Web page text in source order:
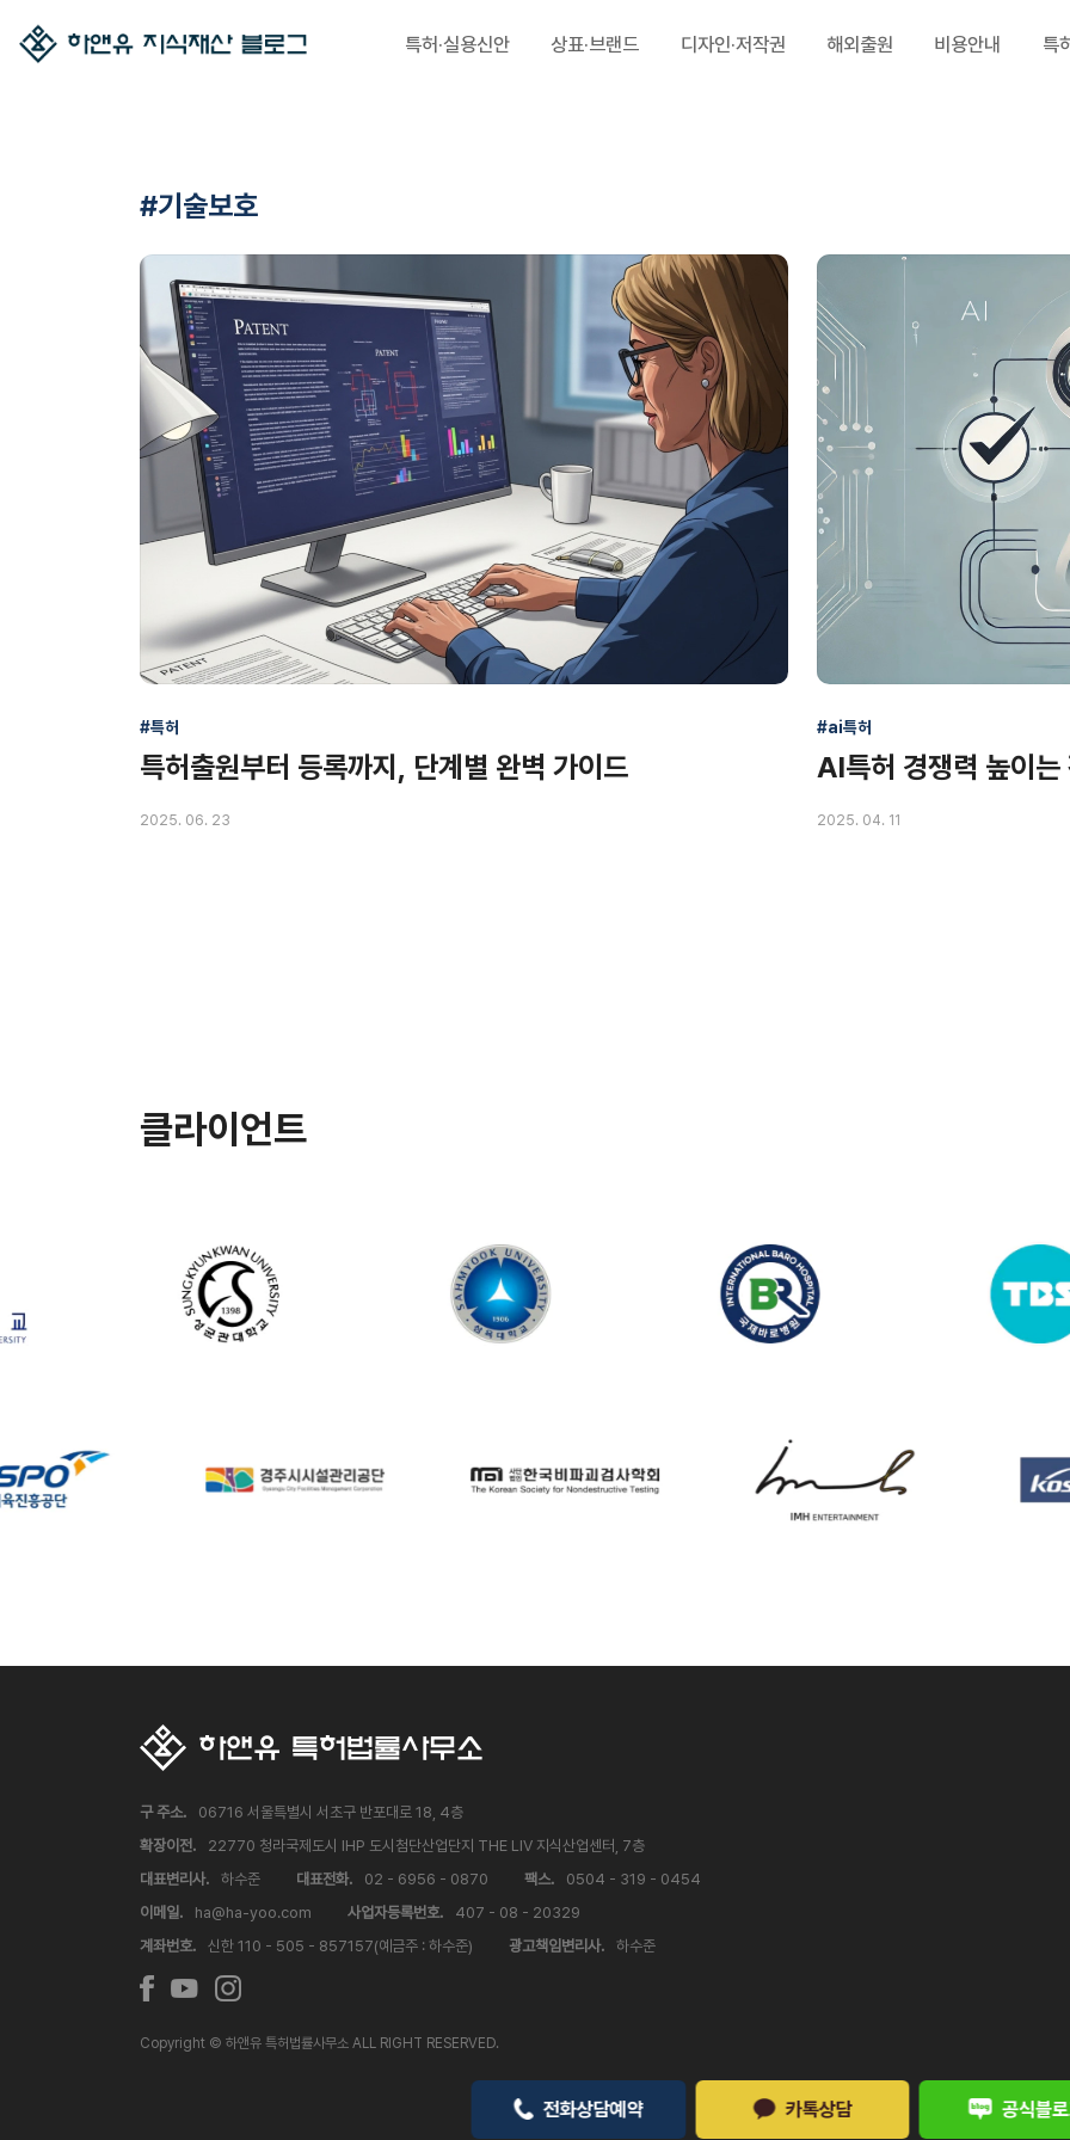
특허·실용신안 상표·브랜드 디자인·저작권 해외출원 비용안내 특
전화상담예약 카톡상담 공식블
#기술보호
#특허
특허출원부터 등록까지, 단계별 완벽 가이드
2025. 06. 23
#ai특허
AI특허 경쟁력 높이는
2025. 04. 11
클라이언트
구 주소.
06716 서울특별시 서초구 반포대로 18, 4층
확장이전.
22770 청라국제도시 IHP 도시첨단산업단지 THE LIV 지식산업센터, 7층
대표변리사.
하수준 대표전화. 02 - 6956 - 0870 팩스.
0504 - 319 - 0454
이메일.
ha@ha-yoo.com 사업자등록번호.
407 - 08 - 20329
계좌번호.
신한 110 - 505 - 857157(예금주 : 하수준) 광고책임변리사. 하수준
Copyright © 하앤유 특허법률사무소 ALL RIGHT RESERVED.